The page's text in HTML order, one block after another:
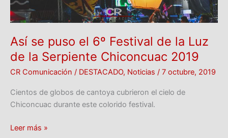
Así se puso el 6º Festival de la Luz
de la Serpiente Chiconcuac 2019
CR Comunicación / DESTACADO, Noticias / 7 octubre, 2019
Cientos de globos de cantoya cubrieron el cielo de
Chiconcuac durante este colorido festival.
la
Serpiente
Chiconcuac
2019
Leer más »